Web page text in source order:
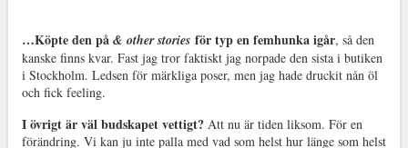
…Köpte den på & other stories för typ en femhunka igår, så den
kanske finns kvar. Fast jag tror faktiskt jag norpade den sista i butiken
i Stockholm. Ledsen för märkliga poser, men jag hade druckit nån öl
och fick feeling.
I övrigt är väl budskapet vettigt? Att nu är tiden liksom. För en
förändring. Vi kan ju inte palla med vad som helst hur länge som helst